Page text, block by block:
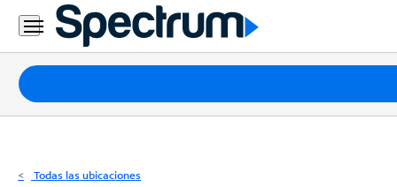
Residencial
Business
Paquetes
Internet
Todas las ubicaciones